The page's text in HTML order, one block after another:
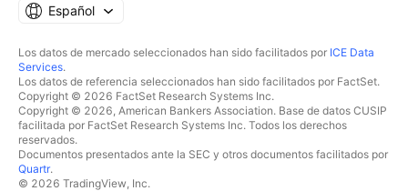
Español
Los datos de mercado seleccionados han sido facilitados por ICE Data
Services.
Los datos de referencia seleccionados han sido facilitados por FactSet.
Copyright © 2026 FactSet Research Systems Inc.
Copyright © 2026, American Bankers Association. Base de datos CUSIP
facilitada por FactSet Research Systems Inc. Todos los derechos
reservados.
Documentos presentados ante la SEC y otros documentos facilitados por
Quartr.
© 2026 TradingView, Inc.